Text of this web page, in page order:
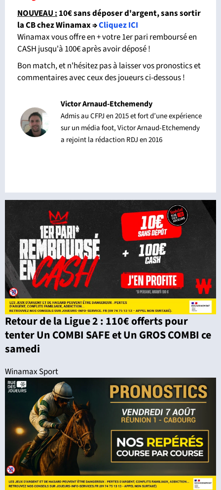
NOUVEAU :10€ sans déposer d'argent, sans sortir
la CB chez Winamax⇒Cliquez ICI
Winamax vous offre en + votre 1er pari remboursé en
CASH jusqu'à 100€ après avoir déposé !
Bon match, et n'hésitez pas à laisser vos pronostics et
commentaires avec ceux des joueurs ci-dessous !
Victor Arnaud-Etchemendy
Admis au CFPJ en 2015 et fort d’une expérience
sur un média foot, Victor Arnaud-Etchemendy
a rejoint la rédaction RDJ en 2016
Retour de la Ligue 2 : 110€ offerts pour
tenter Un COMBI SAFE et Un GROS COMBI ce
samedi
Winamax Sport